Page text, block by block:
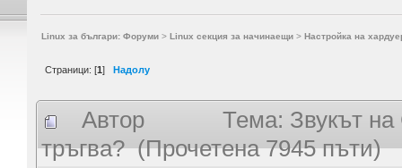
Linux за българи: Форуми> Linux секция за начинаещи> Настройка на
Страници: [1] Надолу
Автор
Тема: Звукът
тръгва? (Прочетена 7945 пъти)